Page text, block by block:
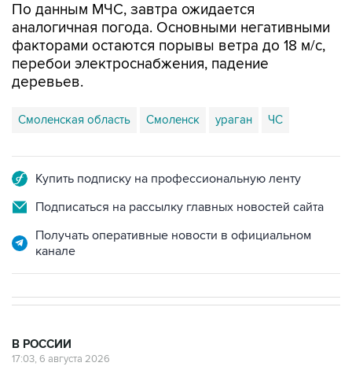
По данным МЧС, завтра ожидается
аналогичная погода. Основными негативными
факторами остаются порывы ветра до 18 м/с,
перебои электроснабжения, падение
деревьев.
Смоленская область Смоленск ураган ЧС
Купить подписку на профессиональную ленту
Подписаться на рассылку главных новостей сайта
Получать оперативные новости в официальном
канале
В РОССИИ
17:03, 6 августа 2026